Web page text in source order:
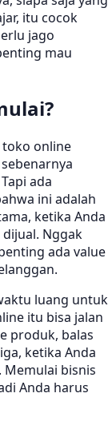
itu cocok
jago
mau
online
ada
ini adalah
ketika Anda
Nggak
ada value
luang untuk
itu bisa jalan
produk, balas
ketika Anda
bisnis
Anda harus